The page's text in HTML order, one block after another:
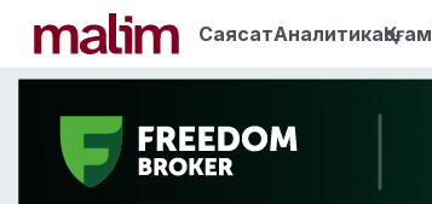
СаясатАналитикаҚоғам